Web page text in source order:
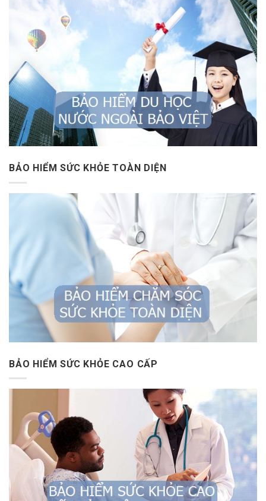
BẢO HIỂM SỨC KHỎE TOÀN DIỆN
BẢO HIỂM SỨC KHỎE CAO CẤP